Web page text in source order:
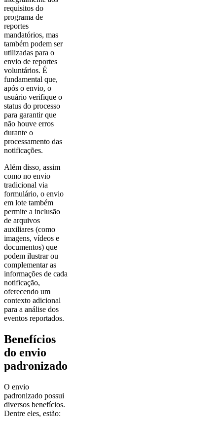
requisitos do
programa de
reportes
mandatórios, mas
também podem ser
utilizadas para o
envio de reportes
voluntários. É
fundamental que,
após o envio, o
usuário verifique o
status do processo
para garantir que
não houve erros
durante o
processamento das
notificações.
Além disso, assim
como no envio
tradicional via
formulário, o envio
em lote também
permite a inclusão
de arquivos
auxiliares (como
imagens, vídeos e
documentos) que
podem ilustrar ou
complementar as
informações de cada
notificação,
oferecendo um
contexto adicional
para a análise dos
eventos reportados.
Benefícios
do envio
padronizado
O envio
padronizado possui
diversos benefícios.
Dentre eles, estão: